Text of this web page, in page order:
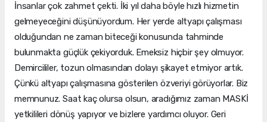
İnsanlar çok zahmet çekti. İki yıl daha böyle hızlı hizmetin
gelmeyeceğini düşünüyordum. Her yerde altyapı çalışması
olduğundan ne zaman biteceği konusunda tahminde
bulunmakta güçlük çekiyorduk. Emeksiz hiçbir şey olmuyor.
Demircililer, tozun olmasından dolayı şikayet etmiyor artık.
Çünkü altyapı çalışmasına gösterilen özveriyi görüyorlar. Biz
memnunuz. Saat kaç olursa olsun, aradığımız zaman MASKİ
yetkilileri dönüş yapıyor ve bizlere yardımcı oluyor. Geri